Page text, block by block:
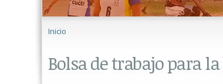
Inicio
Bolsa de trabajo para